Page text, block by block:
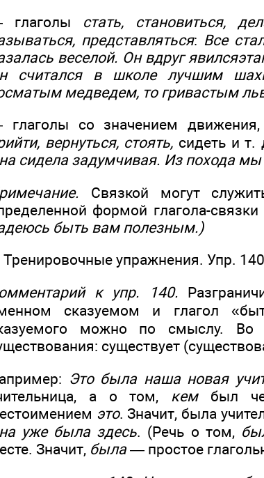
глаголы стать, становиться,
представляться: Все
веселой. Он вдругявился
считалсяв школелучшим
медведем, тогривастым
со значением движения,
вернуться, стоять, сидеть и
сидела задумчивая. Из похода мы
Связкой могут
формой глагола-связки
быть вам полезным.)
Тренировочные упражнения. Упр.
к упр. 140.
сказуемом и глагол
можно по смыслу. Во
существует
Это была наша новая
а о том, кем был
это. Значит, была
уже была здесь. (Речь о том,
Значит, была — простое